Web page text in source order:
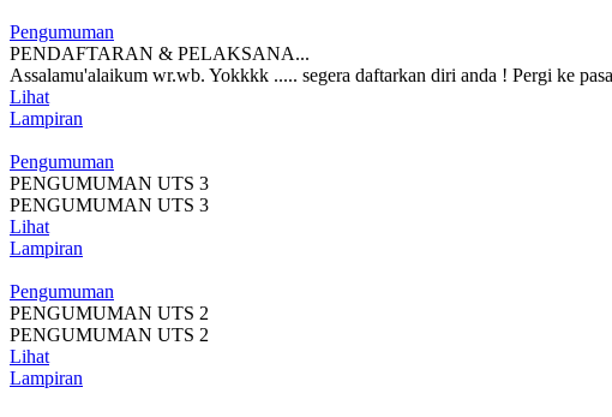
Pengumuman
PENDAFTARAN & PELAKSANA...
Assalamu'alaikum wr.wb. Yokkkk ..... segera daftarkan diri anda ! Pergi ke
Lihat
Lampiran
Pengumuman
PENGUMUMAN UTS 3
PENGUMUMAN UTS 3
Lihat
Lampiran
Pengumuman
PENGUMUMAN UTS 2
PENGUMUMAN UTS 2
Lihat
Lampiran